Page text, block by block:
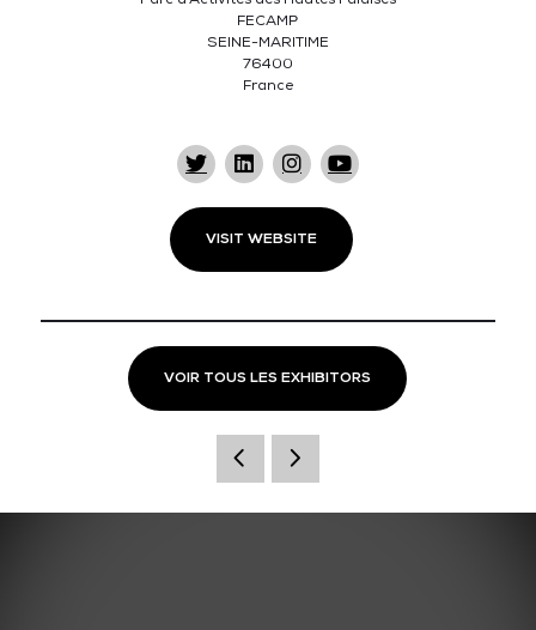
FECAMP
SEINE-MARITIME
76400
France
VISIT WEBSITE
VOIR TOUS LES EXHIBITORS